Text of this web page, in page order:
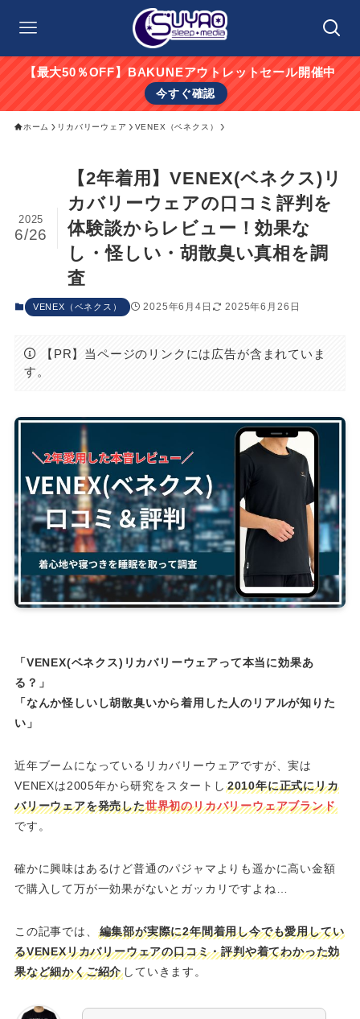
【最大50％OFF】BAKUNEアウトレットセール開催中
今すぐ確認
ホーム リカバリーウェア VENEX（ベネクス）
【2年着用】VENEX(ベネクス)リ
カバリーウェアの口コミ評判を
体験談からレビュー！効果な
し・怪しい・胡散臭い真相を調
査
2025
6/26
VENEX（ベネクス） 2025年6月4日 2025年6月26日
【PR】当ページのリンクには広告が含まれていま
す。
「VENEX(ベネクス)リカバリーウェアって本当に効果あ
る？」
「なんか怪しいし胡散臭いから着用した人のリアルが知りた
い」
近年ブームになっているリカバリーウェアですが、実は
VENEXは2005年から研究をスタートし 2010年に正式にリカ
バリーウェアを発売した世界初のリカバリーウェアブランド
です。
確かに興味はあるけど普通のパジャマよりも遥かに高い金額
で購入して万が一効果がないとガッカリですよね…
この記事では、
編集部が実際に2年間着用し今でも愛用してい
るVENEXリカバリーウェアの口コミ・評判や着てわかった効
果など細かくご紹介 していきます。